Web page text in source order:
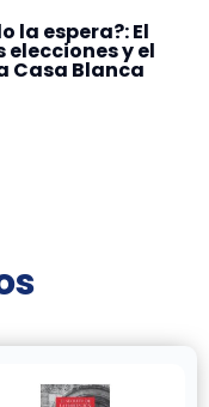
la espera?: El
y el
Casa Blanca